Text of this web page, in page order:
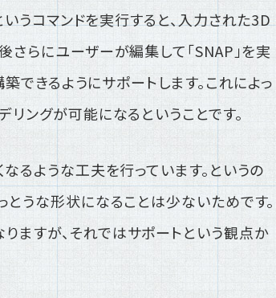
うコマンドを実行すると、入力された3D
さらにユーザーが編集して「SNAP」を実
できるようにサポートします。これによっ
ングが可能になるということです。
るような工夫を行っています。というの
うな形状になることは少ないためです。
ますが、それではサポートという観点か